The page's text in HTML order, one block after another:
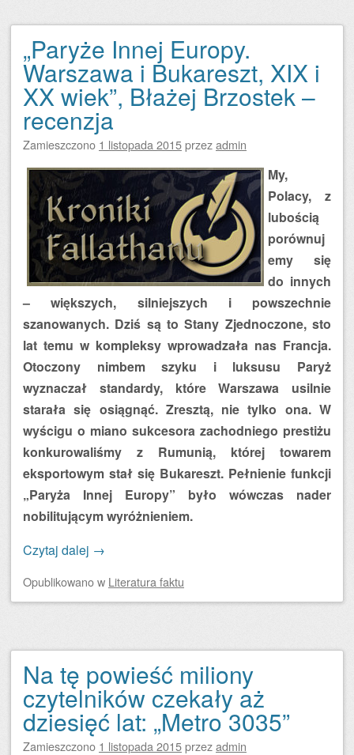
„Paryże Innej Europy.
Warszawa i Bukareszt, XIX i
XX wiek”, Błażej Brzostek –
recenzja
Zamieszczono 1 listopada 2015przezadmin
My,
Polacy, z
lubością
porównuj
emy się
do innych
– większych, silniejszych i powszechnie
szanowanych. Dziś są to Stany Zjednoczone, sto
lat temu w kompleksy wprowadzała nas Francja.
Otoczony nimbem szyku i luksusu Paryż
wyznaczał standardy, które Warszawa usilnie
starała się osiągnąć. Zresztą, nie tylko ona. W
wyścigu o miano sukcesora zachodniego prestiżu
konkurowaliśmy z Rumunią, której towarem
eksportowym stał się Bukareszt. Pełnienie funkcji
„Paryża Innej Europy” było wówczas nader
nobilitującym wyróżnieniem.
Czytaj dalej →
Opublikowanow Literatura faktu
Na tę powieść miliony
czytelników czekały aż
dziesięć lat: „Metro 3035”
Zamieszczono 1 listopada 2015przezadmin